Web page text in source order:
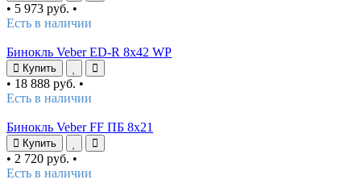
• 5 973 руб. •
Есть в наличии
Бинокль Veber ED-R 8x42 WP
Купить
• 18 888 руб. •
Есть в наличии
Бинокль Veber FF ПБ 8x21
Купить
• 2 720 руб. •
Есть в наличии